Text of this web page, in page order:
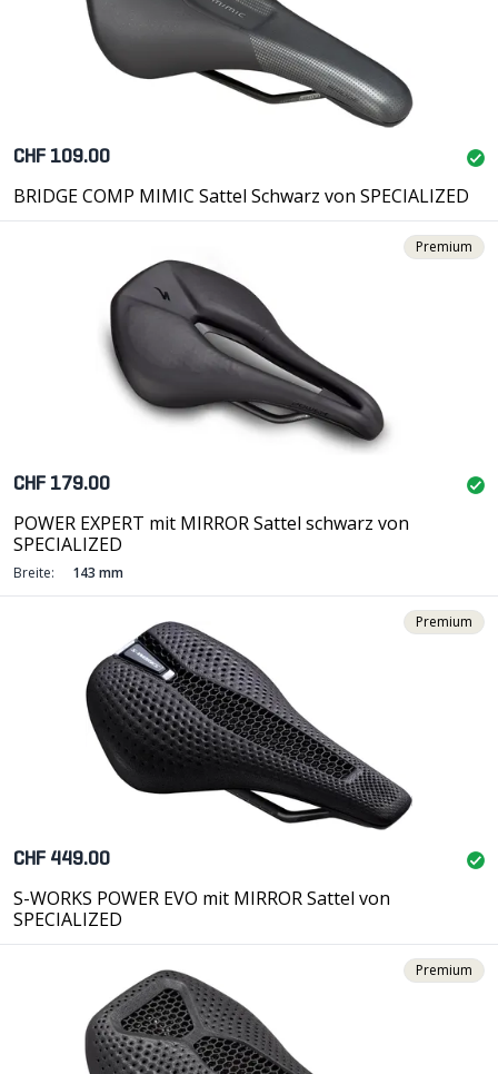
CHF 109.00
BRIDGE COMP MIMIC Sattel Schwarz von SPECIALIZED
Premium
CHF 179.00
POWER EXPERT mit MIRROR Sattel schwarz von
SPECIALIZED
Breite: 143 mm
Premium
CHF 449.00
S-WORKS POWER EVO mit MIRROR Sattel von
SPECIALIZED
Premium